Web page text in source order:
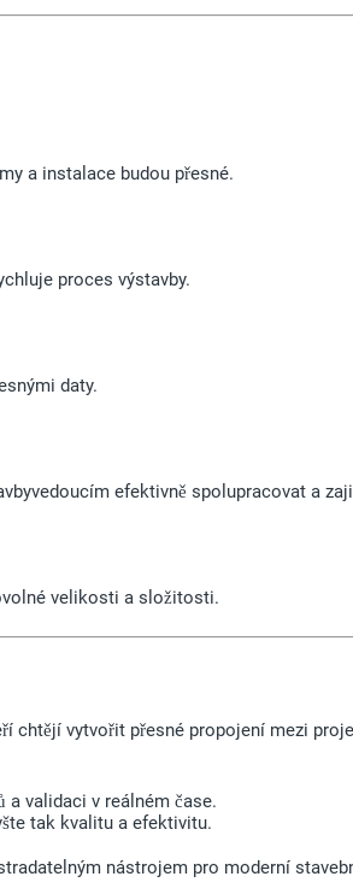
a instalace budou přesné.
proces výstavby.
daty.
efektivně spolupracovat a
velikosti a složitosti.
chtějí vytvořit přesné propojení mezi
a validaci v reálném čase.
tak kvalitu a efektivitu.
nástrojem pro moderní